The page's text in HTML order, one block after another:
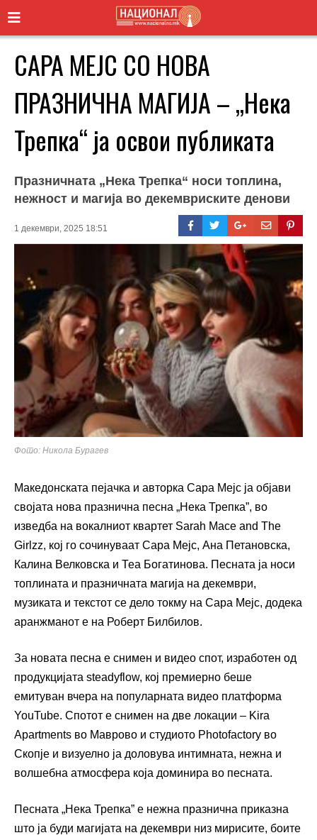
САРА МЕЈС СО НОВА
ПРАЗНИЧНА МАГИЈА – „Нека
Трепка“ ја освои публиката
Празничната „Нека Трепка“ носи топлина,
нежност и магија во декемвриските денови
1 декември, 2025 18:51
Фото: Никола Бурагев
Македонската пејачка и авторка Сара Мејс ја објави
својата нова празнична песна „Нека Трепка”, во
изведба на вокалниот квартет Sarah Mace and The
Girlzz, кој го сочинуваат Сара Мејс, Ана Петановска,
Калина Велковска и Теа Богатинова. Песната ја носи
топлината и празничната магија на декември,
музиката и текстот се дело токму на Сара Мејс, додека
аранжманот е на Роберт Билбилов.
За новата песна е снимен и видео спот, изработен од
продукцијата steadyflow, кој премиерно беше
емитуван вчера на популарната видео платформа
YouTube. Спотот е снимен на две локации – Kira
Apartments во Маврово и студиото Photofactory во
Скопје и визуелно ја доловува интимната, нежна и
волшебна атмосфера која доминира во песната.
Песната „Нека Трепка” е нежна празнична приказна
што ја буди магијата на декември низ мирисите, боите